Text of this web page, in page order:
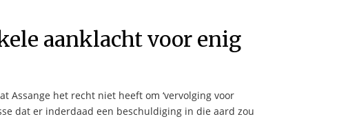
aanklacht voor enig
Assange het recht niet heeft om ‘vervolging voor
dat er inderdaad een beschuldiging in die aard zou